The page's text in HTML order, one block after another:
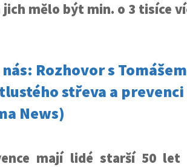
mělo být min. o 3 tisíce
Rozhovor s
střeva a
News)
mají lidé starší 50 let